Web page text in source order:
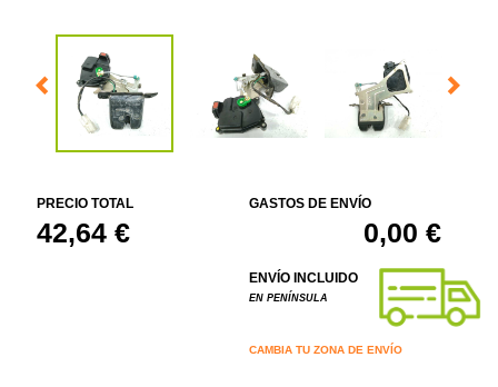
PRECIO TOTAL
42,64 €
GASTOS DE ENVÍO
0,00 €
ENVÍO INCLUIDO
EN PENÍNSULA
CAMBIA TU ZONA DE ENVÍO